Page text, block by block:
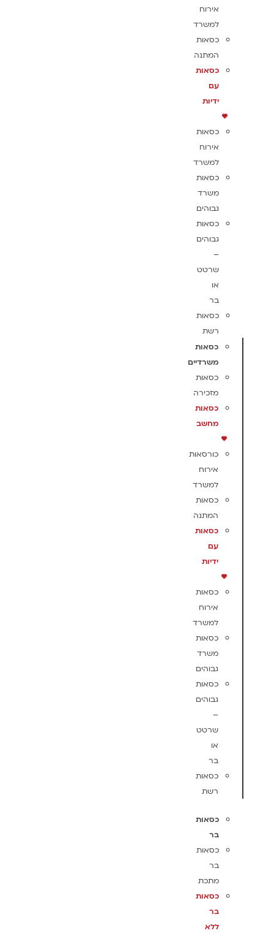
אירוח
למשרד
כסאות
המתנה
כסאות
עם
ידיות
כסאות
אירוח
למשרד
כסאות
משרד
גבוהים
כסאות
גבוהים
–
שרטט
או
בר
כסאות
רשת
כסאות
משרדיים
כסאות
מזכירה
כסאות
מחשב
כורסאות
אירוח
למשרד
כסאות
המתנה
כסאות
עם
ידיות
כסאות
אירוח
למשרד
כסאות
משרד
גבוהים
כסאות
גבוהים
–
שרטט
או
בר
כסאות
רשת
כסאות
בר
כסאות
בר
מתכת
כסאות
בר
ללא